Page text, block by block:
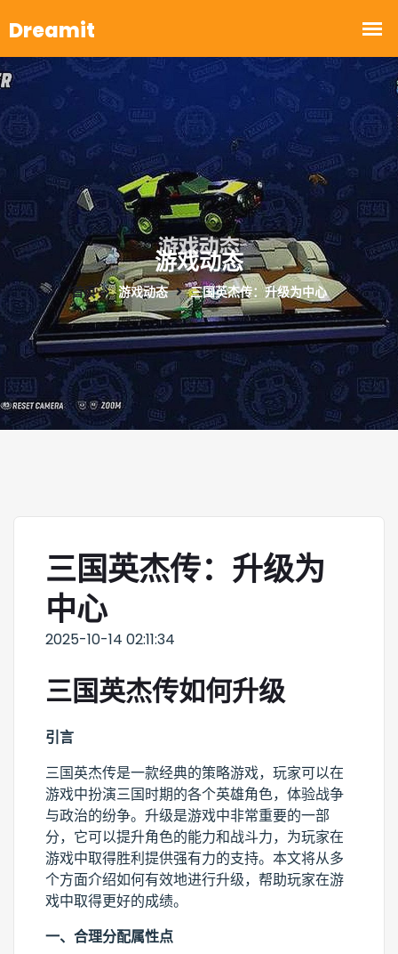
游戏动态
首页 游戏动态 三国英杰传：升级为中心
三国英杰传：升级为
中心
2025-10-14 02:11:34
三国英杰传如何升级
引言
三国英杰传是一款经典的策略游戏，玩家可以在
游戏中扮演三国时期的各个英雄角色，体验战争
与政治的纷争。升级是游戏中非常重要的一部
分，它可以提升角色的能力和战斗力，为玩家在
游戏中取得胜利提供强有力的支持。本文将从多
个方面介绍如何有效地进行升级，帮助玩家在游
戏中取得更好的成绩。
一、合理分配属性点